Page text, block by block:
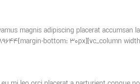
magnis adipiscing placerat accumsan
3″][vc_separator css=”.vc_custom_1494428989644{margin-bottom: 30px